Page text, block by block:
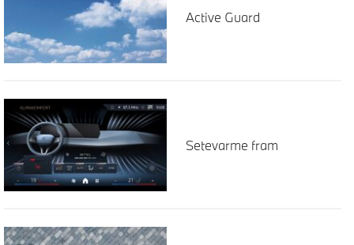
Active Guard
Setevarme fram